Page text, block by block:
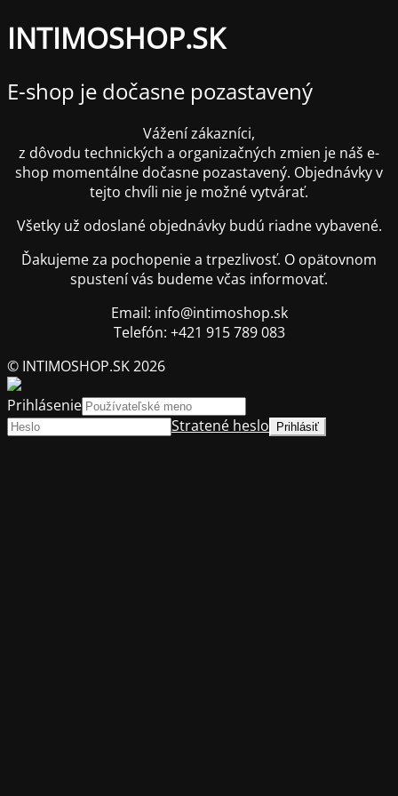
INTIMOSHOP.SK
E-shop je dočasne pozastavený
Vážení zákazníci,
z dôvodu technických a organizačných zmien je náš e-
shop momentálne dočasne pozastavený. Objednávky v
tejto chvíli nie je možné vytvárať.
Všetky už odoslané objednávky budú riadne vybavené.
Ďakujeme za pochopenie a trpezlivosť. O opätovnom
spustení vás budeme včas informovať.
Email: info@intimoshop.sk
Telefón: +421 915 789 083
© INTIMOSHOP.SK 2026
Prihlásenie
Stratené heslo